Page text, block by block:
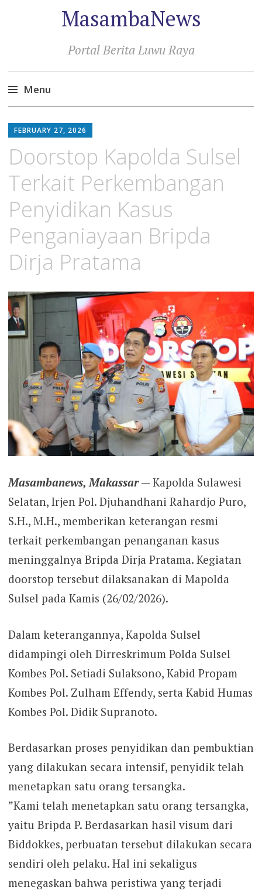
MasambaNews
Portal Berita Luwu Raya
Menu
to
FEBRUARY 27, 2026
Doorstop Kapolda Sulsel
Terkait Perkembangan
Penyidikan Kasus
Penganiayaan Bripda
Dirja Pratama
Masambanews, Makassar— Kapolda Sulawesi
Selatan, Irjen Pol. Djuhandhani Rahardjo Puro,
S.H., M.H., memberikan keterangan resmi
terkait perkembangan penanganan kasus
meninggalnya Bripda Dirja Pratama. Kegiatan
doorstop tersebut dilaksanakan di Mapolda
Sulsel pada Kamis (26/02/2026).
Dalam keterangannya, Kapolda Sulsel
didampingi oleh Dirreskrimum Polda Sulsel
Kombes Pol. Setiadi Sulaksono, Kabid Propam
Kombes Pol. Zulham Effendy, serta Kabid Humas
Kombes Pol. Didik Supranoto.
Berdasarkan proses penyidikan dan pembuktian
yang dilakukan secara intensif, penyidik telah
menetapkan satu orang tersangka.
​”Kami telah menetapkan satu orang tersangka,
yaitu Bripda P. Berdasarkan hasil visum dari
Biddokkes, perbuatan tersebut dilakukan secara
sendiri oleh pelaku. Hal ini sekaligus
menegaskan bahwa peristiwa yang terjadi